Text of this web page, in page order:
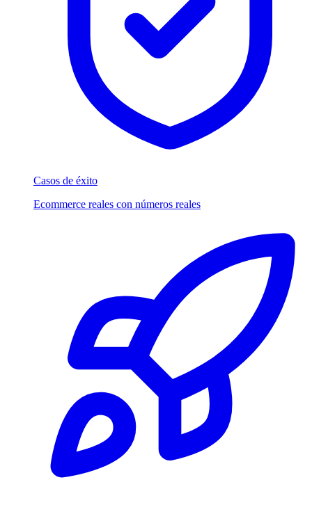
Casos de éxito
Ecommerce reales con números reales